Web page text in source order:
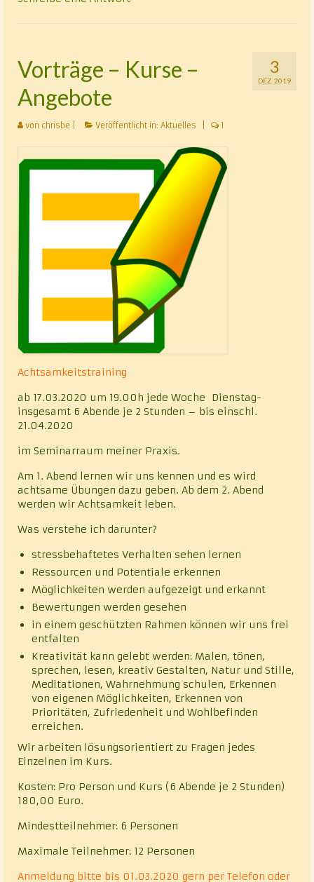
3
DEZ. 2019
Vorträge – Kurse –
Angebote
von chrisbe Veröffentlicht in: Aktuelles 1
Achtsamkeitstraining
ab 17.03.2020 um 19.00h jede Woche Dienstag-
insgesamt 6 Abende je 2 Stunden – bis einschl.
21.04.2020
im Seminarraum meiner Praxis.
Am 1. Abend lernen wir uns kennen und es wird
achtsame Übungen dazu geben. Ab dem 2. Abend
werden wir Achtsamkeit leben.
Was verstehe ich darunter?
stressbehaftetes Verhalten sehen lernen
Ressourcen und Potentiale erkennen
Möglichkeiten werden aufgezeigt und erkannt
Bewertungen werden gesehen
in einem geschützten Rahmen können wir uns frei
entfalten
Kreativität kann gelebt werden: Malen, tönen,
sprechen, lesen, kreativ Gestalten, Natur und Stille,
Meditationen, Wahrnehmung schulen, Erkennen
von eigenen Möglichkeiten, Erkennen von
Prioritäten, Zufriedenheit und Wohlbefinden
erreichen.
Wir arbeiten lösungsorientiert zu Fragen jedes
Einzelnen im Kurs.
Kosten: Pro Person und Kurs (6 Abende je 2 Stunden)
180,00 Euro.
Mindestteilnehmer: 6 Personen
Maximale Teilnehmer: 12 Personen
Anmeldung bitte bis 01.03.2020 gern per Telefon oder